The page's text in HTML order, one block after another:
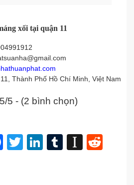
xối tại quận 11
Thành Phố Hồ Chí Minh, Việt Nam
5/5 - (2 bình chọn)
Facebook
TwitterLinkedIn
Tumblr